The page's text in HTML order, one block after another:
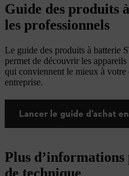
Guide des produits
les professionnels
Le guide des produits à batterie
permet de découvrir les
qui conviennent le mieux à votre
entreprise.
Lancer le guide d’achat
Plus d’informations
de technique